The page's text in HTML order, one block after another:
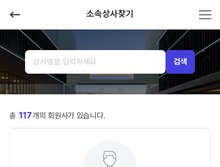
소속상사찾기
검색
총 117개의 회원사가 있습니다.